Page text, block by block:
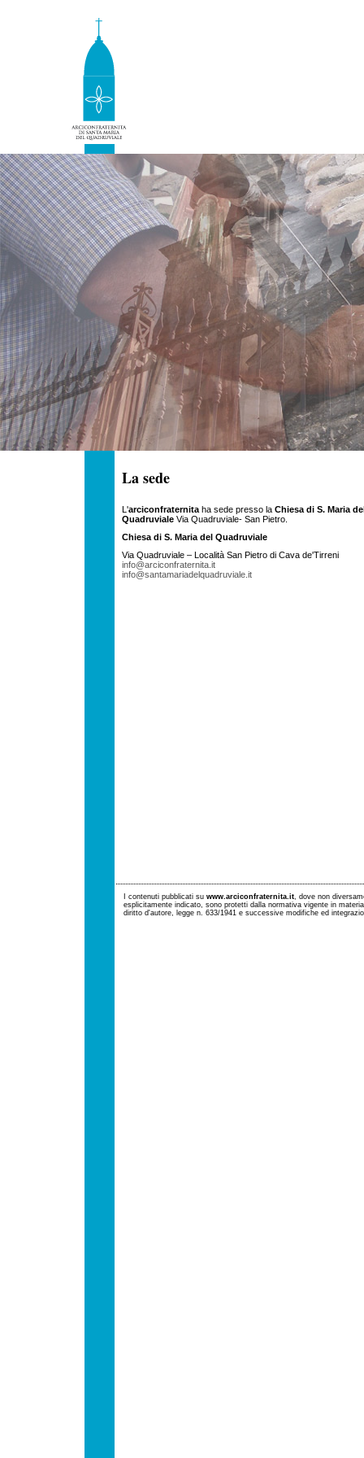
La sede
L'arciconfraternita ha sede presso la Chiesa di S. Maria
Quadruviale Via Quadruviale- San Pietro.
Chiesa di S. Maria del Quadruviale
Via Quadruviale – Località San Pietro di Cava de'Tirreni
info@arciconfraternita.it
info@santamariadelquadruviale.it
I contenuti pubblicati su www.arciconfraternita.it, dove non
esplicitamente indicato, sono protetti dalla normativa vigente in
diritto d'autore, legge n. 633/1941 e successive modifiche ed